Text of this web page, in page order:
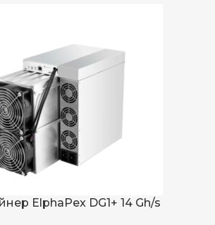
ElphaPex DG1+ 14 Gh/s